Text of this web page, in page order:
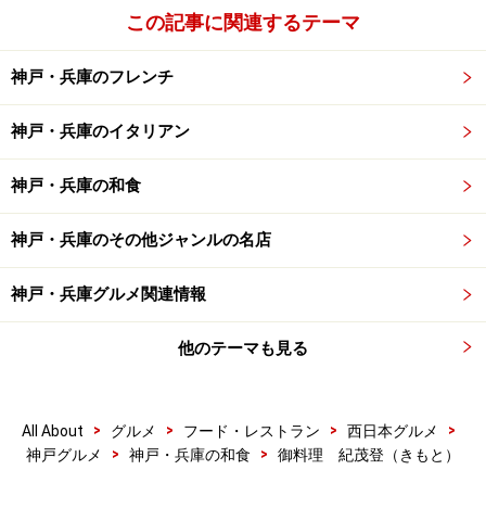
この記事に関連するテーマ
神戸・兵庫のフレンチ
神戸・兵庫のイタリアン
神戸・兵庫の和食
神戸・兵庫のその他ジャンルの名店
神戸・兵庫グルメ関連情報
他のテーマも見る
All About > グルメ > フード・レストラン > 西日本グルメ
>
神戸グルメ
> 神戸・兵庫の和食 > 御料理 紀茂登（きもと）